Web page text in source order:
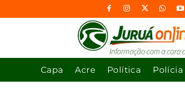
Capa Acre Política Polícia